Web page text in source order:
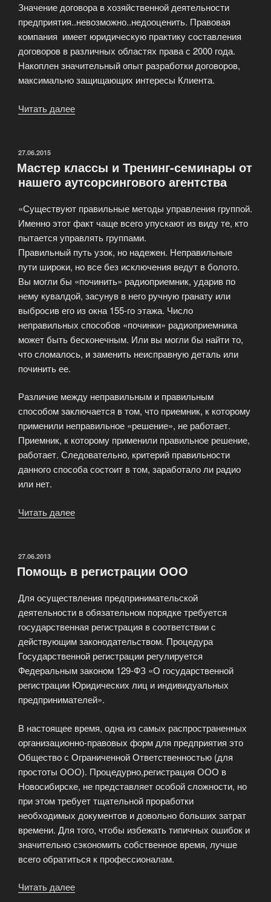
Значение договора в хозяйственной деятельности
предприятия..невозможно..недооценить. Правовая
компания имеет юридическую практику составления
договоров в различных областях права с 2000 года.
Накоплен значительный опыт разработки договоров,
максимально защищающих интересы Клиента.
Читать далее
ОПУБЛИКОВАНО
27.06.2015
Мастер классы и Тренинг-семинары от
нашего аутсорсингового агентства
«Существуют правильные методы управления группой.
Именно этот факт чаще всего упускают из виду те, кто
пытается управлять группами.
Правильный путь узок, но надежен. Неправильные
пути широки, но все без исключения ведут в болото.
Вы могли бы «починить» радиоприемник, ударив по
нему кувалдой, засунув в него ручную гранату или
выбросив его из окна 155-го этажа. Число
неправильных способов «починки» радиоприемника
может быть бесконечным. Или вы могли бы найти то,
что сломалось, и заменить неисправную деталь или
починить ее.
Различие между неправильным и правильным
способом заключается в том, что приемник, к которому
применили неправильное «решение», не работает.
Приемник, к которому применили правильное решение,
работает. Следовательно, критерий правильности
данного способа состоит в том, заработало ли радио
или нет.
Читать далее
семинары
нашего
аутсорсингового
агентства»
ОПУБЛИКОВАНО
27.06.2013
Помощь в регистрации ООО
Для осуществления предпринимательской
деятельности в обязательном порядке требуется
государственная регистрация в соответствии с
действующим законодательством. Процедура
Государственной регистрации регулируется
Федеральным законом 129-ФЗ «О государственной
регистрации Юридических лиц и индивидуальных
предпринимателей».
В настоящее время, одна из самых распространенных
организационно-правовых форм для предприятия это
Общество с Ограниченной Ответственностью (для
простоты ООО). Процедурно,регистрация ООО в
Новосибирске, не представляет особой сложности, но
при этом требует тщательной проработки
необходимых документов и довольно больших затрат
времени. Для того, чтобы избежать типичных ошибок и
значительно сэкономить собственное время, лучше
всего обратиться к профессионалам.
Читать далее